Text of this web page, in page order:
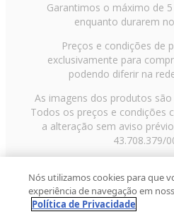
Garantimos o máximo de
enquanto durarem
Preços e condições de
exclusivamente para
podendo diferir na
As imagens dos produtos
Todos os preços e condições
a alteração sem aviso
43.708.379/
Paulo/SP, CEP 02029-001,
2013 Fast Shop - Todos os
Nós utilizamos cookies para que
experiência de navegação em
Política de Privacidade